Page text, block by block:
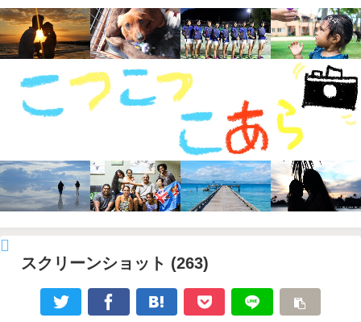
スクリーンショット (263)